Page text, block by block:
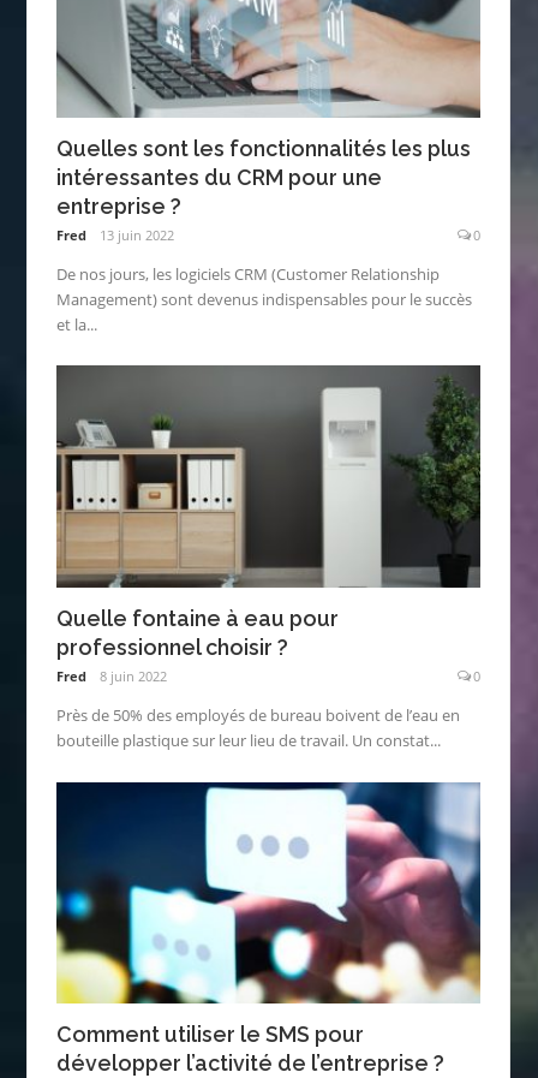
Quelles sont les fonctionnalités les plus
intéressantes du CRM pour une
entreprise ?
Fred 13 juin 2022 0
De nos jours, les logiciels CRM (Customer Relationship
Management) sont devenus indispensables pour le succès
et la...
Quelle fontaine à eau pour
professionnel choisir ?
Fred 8 juin 2022 0
Près de 50% des employés de bureau boivent de l’eau en
bouteille plastique sur leur lieu de travail. Un constat...
Comment utiliser le SMS pour
développer l’activité de l’entreprise ?